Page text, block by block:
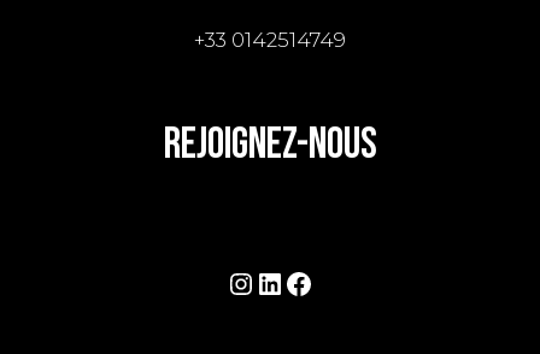
+33 0142514749
REJOIGNEZ-NOUS
Instagram
LinkedIn
Facebook